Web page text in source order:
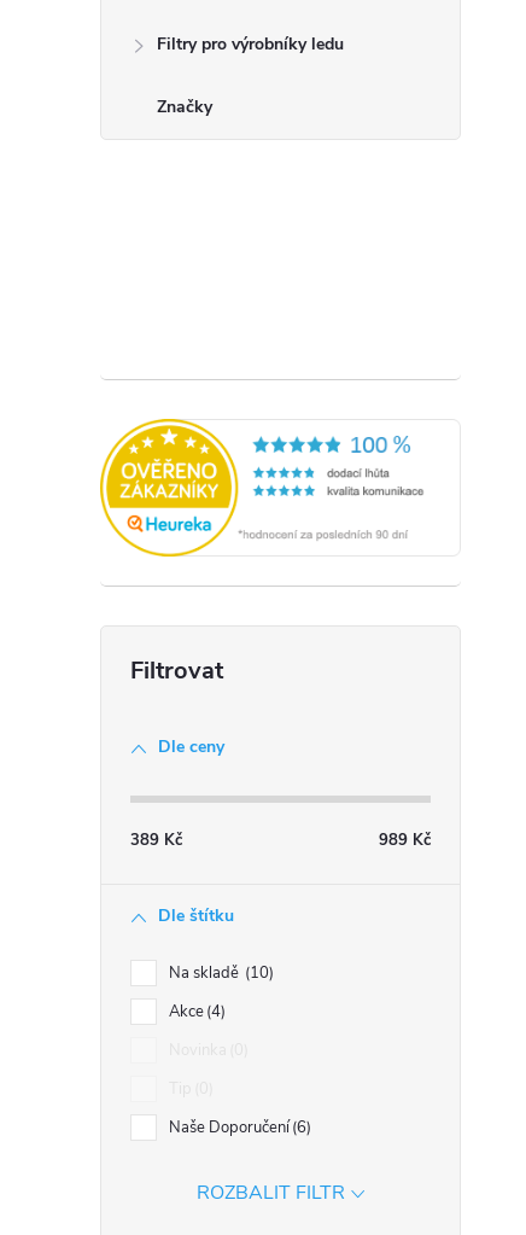
Filtry pro výrobníky ledu
Značky
Dle ceny
389 Kč 989 Kč
Dle štítku
Na skladě 10
Akce 4
Naše Doporučení 6
ROZBALIT FILTR